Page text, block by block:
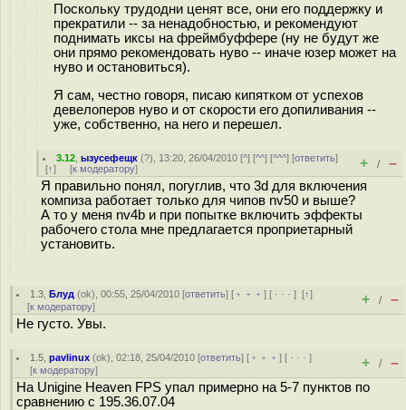
Поскольку трудодни ценят все, они его поддержку и
прекратили -- за ненадобностью, и рекомендуют
поднимать иксы на фреймбуффере (ну не будут же
они прямо рекомендовать нуво -- иначе юзер может на
нуво и остановиться).
Я сам, честно говоря, писаю кипятком от успехов
девелоперов нуво и от скорости его допиливания --
уже, собственно, на него и перешел.
3.12 ,ызусефещк (?), 13:20, 26/04/2010 [^] [^^] [^^^] [ответить]
[↑] [к модератору] + / –
Я правильно понял, погуглив, что 3d для включения
компиза работает только для чипов nv50 и выше?
А то у меня nv4b и при попытке включить эффекты
рабочего стола мне предлагается проприетарный
установить.
1.3 ,Блуд (ok), 00:55, 25/04/2010 [ответить] [ ﹢﹢﹢] [ · · ·][↑]
[к модератору] + / –
Не густо. Увы.
1.5 ,pavlinux (ok), 02:18, 25/04/2010 [ответить] [ ﹢﹢﹢] [ · · ·]
[к модератору] + / –
На Unigine Heaven FPS упал примерно на 5-7 пунктов по
сравнению с 195.36.07.04